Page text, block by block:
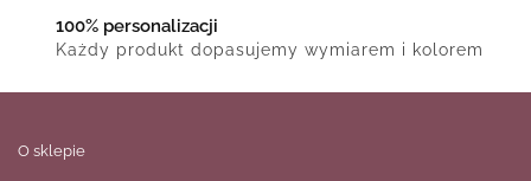
100% personalizacji
Każdy produkt dopasujemy wymiarem i kolorem
O sklepie